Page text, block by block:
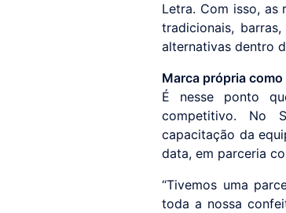
Letra. Com isso, as
tradicionais,
alternativas dentro
Marca própria
É nesse ponto
competitivo. No
capacitação da
data, em parceria
“Tivemos uma
toda a nossa